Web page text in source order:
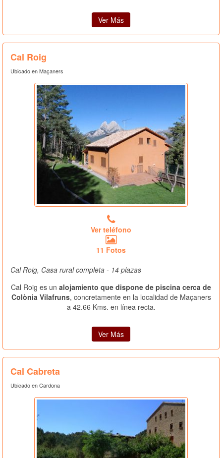
Ver Más
Cal Roig
Ubicado en Maçaners
Ver teléfono
11 Fotos
Cal Roig, Casa rural completa - 14 plazas
Cal Roig es un alojamiento que dispone de piscina cerca de
Colònia Vilafruns, concretamente en la localidad de Maçaners
a 42.66 Kms. en línea recta.
Ver Más
Cal Cabreta
Ubicado en Cardona